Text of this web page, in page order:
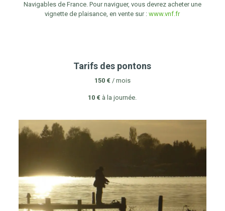
Navigables de France. Pour naviguer, vous devrez acheter une
vignette de plaisance, en vente sur :www.vnf.fr
Tarifs des pontons
150 € / mois
10 € à la journée.